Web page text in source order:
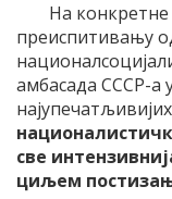
На конкретне
преиспитивању
амбасада СССР-а
најупечатљивијих
све
циљем